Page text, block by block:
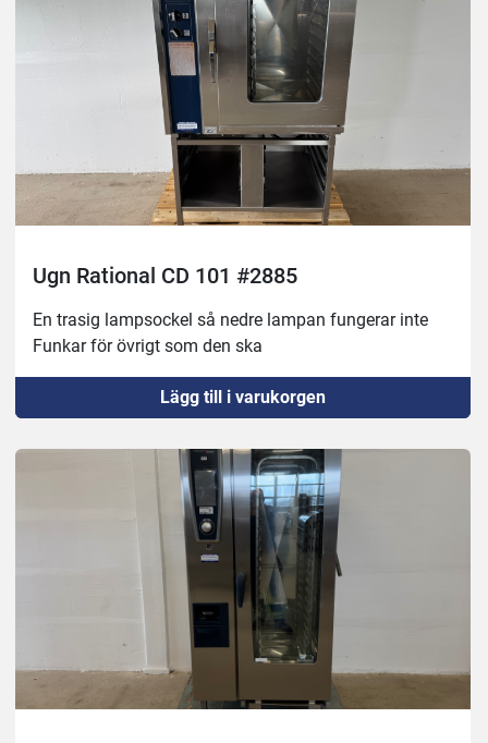
Ugn Rational CD 101 #2885
En trasig lampsockel så nedre lampan fungerar inte
Funkar för övrigt som den ska
Lägg till i varukorgen